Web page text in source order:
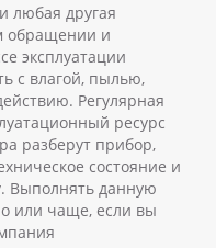
любая другая
обращении и
эксплуатации
с влагой, пылью,
Регулярная
ресурс
разберут прибор,
состояние и
Выполнять данную
или чаще, если вы